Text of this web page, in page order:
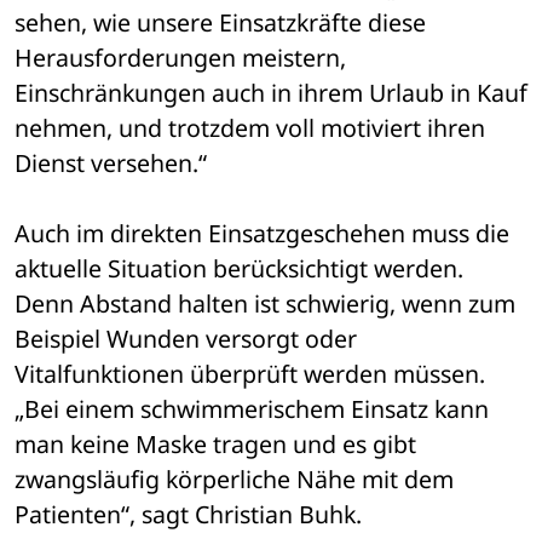
sehen, wie unsere Einsatzkräfte diese
Herausforderungen meistern,
Einschränkungen auch in ihrem Urlaub in Kauf
nehmen, und trotzdem voll motiviert ihren
Dienst versehen.“
Auch im direkten Einsatzgeschehen muss die
aktuelle Situation berücksichtigt werden.
Denn Abstand halten ist schwierig, wenn zum
Beispiel Wunden versorgt oder
Vitalfunktionen überprüft werden müssen.
„Bei einem schwimmerischem Einsatz kann
man keine Maske tragen und es gibt
zwangsläufig körperliche Nähe mit dem
Patienten“, sagt Christian Buhk.